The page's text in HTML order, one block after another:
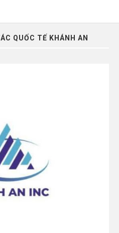
QUỐC TẾ KHÁNH AN